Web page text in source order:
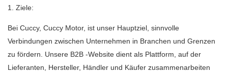
1. Ziele:
Bei Cuccy, Cuccy Motor, ist unser Hauptziel, sinnvolle
Verbindungen zwischen Unternehmen in Branchen und Grenzen
zu fördern. Unsere B2B -Website dient als Plattform, auf der
Lieferanten, Hersteller, Händler und Käufer zusammenarbeiten